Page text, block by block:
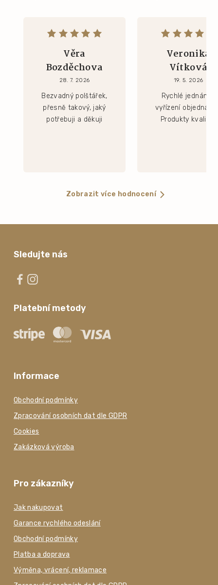
Věra
Bozděchova
28. 7. 2026
Bezvadný polštářek,
přesně takový, jaký
potřebuji a děkuji
Veronika
Vítková
19. 5. 2026
Rychlé jednání a
vyřízení
Produkty kvalitní.
Zobrazit více hodnocení
Informace
Obchodní podmínky
Zpracování osobních dat dle GDPR
Cookies
Zakázková výroba
Sledujte nás
Platební metody
Pro zákazníky
Jak nakupovat
Garance rychlého odeslání
Obchodní podmínky
Platba a doprava
Výměna, vrácení, reklamace